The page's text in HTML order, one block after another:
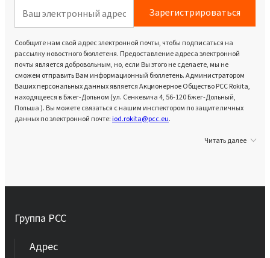
Зарегистрироваться
Сообщите нам свой адрес электронной почты, чтобы подписаться на
рассылку новостного бюллетеня. Предоставление адреса электронной
почты является добровольным, но, если Вы этого не сделаете, мы не
сможем отправить Вам информационный бюллетень. Администратором
Ваших персональных данных является Акционерное Общество PCC Rokita,
находящееся в Бжег-Дольном (ул. Сенкевича 4, 56-120 Бжег-Дольный,
Польша ). Вы можете связаться с нашим инспектором по защите личных
данных по электронной почте:iod.rokita@pcc.eu.
Читать далее
Группа PCC
Aдрес